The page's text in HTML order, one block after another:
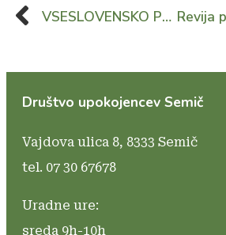
VSESLOVENSKO PETJE S SRCI
Društvo upokojencev Semič
Vajdova ulica 8, 8333 Semič
tel. 07 30 67678
Uradne ure:
sreda 9h-10h